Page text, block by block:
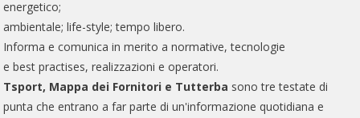
energetico;
ambientale; life-style; tempo libero.
Informa e comunica in merito a normative, tecnologie
e best practises, realizzazioni e operatori.
Tsport, Mappa dei Fornitori e Tutterba sono tre testate di
punta che entrano a far parte di un'informazione quotidiana e